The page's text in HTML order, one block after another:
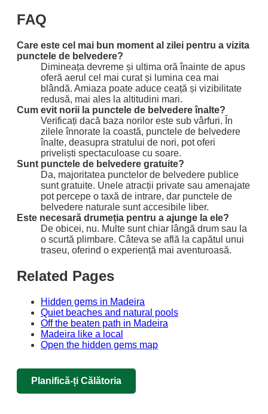
FAQ
Care este cel mai bun moment al zilei pentru a vizita
punctele de belvedere?
Dimineața devreme și ultima oră înainte de apus
oferă aerul cel mai curat și lumina cea mai
blândă. Amiaza poate aduce ceață și vizibilitate
redusă, mai ales la altitudini mari.
Cum evit norii la punctele de belvedere înalte?
Verificați dacă baza norilor este sub vârfuri. În
zilele înnorate la coastă, punctele de belvedere
înalte, deasupra stratului de nori, pot oferi
priveliști spectaculoase cu soare.
Sunt punctele de belvedere gratuite?
Da, majoritatea punctelor de belvedere publice
sunt gratuite. Unele atracții private sau amenajate
pot percepe o taxă de intrare, dar punctele de
belvedere naturale sunt accesibile liber.
Este necesară drumeția pentru a ajunge la ele?
De obicei, nu. Multe sunt chiar lângă drum sau la
o scurtă plimbare. Câteva se află la capătul unui
traseu, oferind o experiență mai aventuroasă.
Related Pages
Hidden gems in Madeira
Quiet beaches and natural pools
Off the beaten path in Madeira
Madeira like a local
Open the hidden gems map
Planifică-ți Călătoria